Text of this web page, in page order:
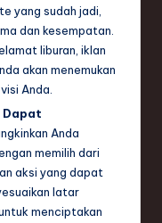
yang sudah jadi,
dan kesempatan.
liburan, iklan
akan menemukan
Anda.
Dapat
Anda
memilih dari
aksi yang dapat
latar
menciptakan